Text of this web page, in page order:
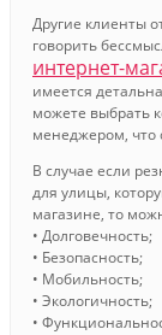
Другие клиенты
говорить
интернет-
имеется
можете выбрать
менеджером, что
В случае если
для улицы,
магазине, то
• Долговечность;
• Безопасность;
• Мобильность;
• Экологичность;
•